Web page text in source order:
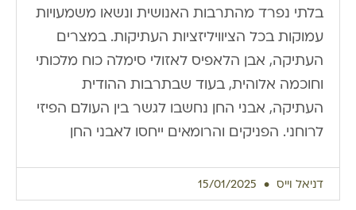
בלתי נפרד מהתרבות האנושית ונשאו משמעויות
עמוקות בכל הציוויליזציות העתיקות. במצרים
העתיקה, אבן הלאפיס לאזולי סימלה כוח מלכותי
וחוכמה אלוהית, בעוד שבתרבות ההודית
העתיקה, אבני החן נחשבו לגשר בין העולם הפיזי
לרוחני. הפניקים והרומאים ייחסו לאבני החן
דניאל וייס